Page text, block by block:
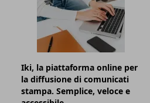
Iki, la piattaforma online per
la diffusione di comunicati
stampa. Semplice, veloce e